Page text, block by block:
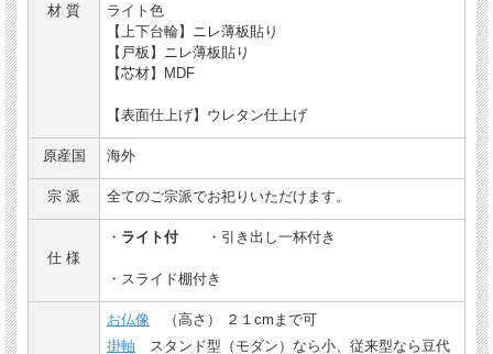
材 質
ライト色
【上下台輪】ニレ薄板貼り
【戸板】ニレ薄板貼り
【芯材】MDF
【表面仕上げ】ウレタン仕上げ
原産国 海外
宗 派 全てのご宗派でお祀りいただけます。
仕 様
・ ライト付・引き出し一杯付き
・スライド棚付き
お仏像 （高さ） ２１cmまで可
掛軸 スタンド型（モダン）なら小、従来型なら豆代